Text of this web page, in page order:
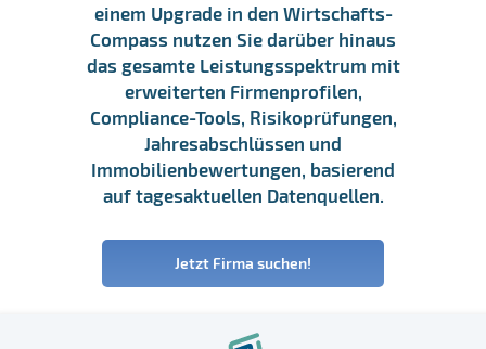
einem Upgrade in den Wirtschafts-
Compass nutzen Sie darüber hinaus
das gesamte Leistungsspektrum mit
erweiterten Firmenprofilen,
Compliance-Tools, Risikoprüfungen,
Jahresabschlüssen und
Immobilienbewertungen, basierend
auf tagesaktuellen Datenquellen.
Jetzt Firma suchen!